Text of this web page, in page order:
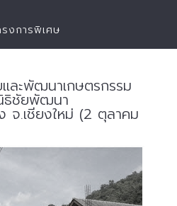
รงการพิเศษ
ละพัฒนาเกษตรกรรม
ธิชัยพัฒนา
จ.เชียงใหม่ (2 ตุลาคม